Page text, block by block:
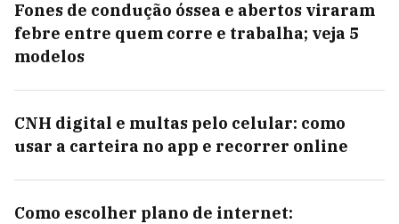
Fones de condução óssea e abertos viraram
febre entre quem corre e trabalha; veja 5
modelos
CNH digital e multas pelo celular: como
usar a carteira no app e recorrer online
Como escolher plano de internet: